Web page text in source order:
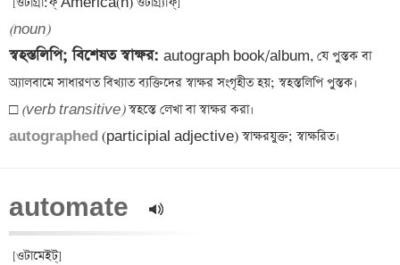
(noun)
স্বহস্তলিপি; বিশেষত স্বাক্ষর: autograph book/album, যে পুস্তক বা
অ্যালবামে সাধারণত বিখ্যাত ব্যক্তিদের স্বাক্ষর সংগৃহীত হয়; স্বহস্তলিপি পুস্তক।
□ (verb transitive)
autographed
automate